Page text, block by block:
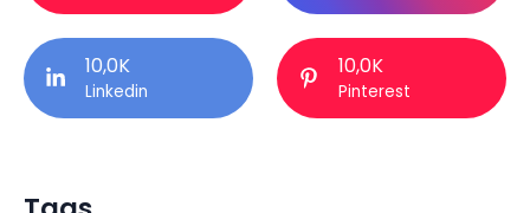
10,0K
Linkedin
10,0K
Pinterest